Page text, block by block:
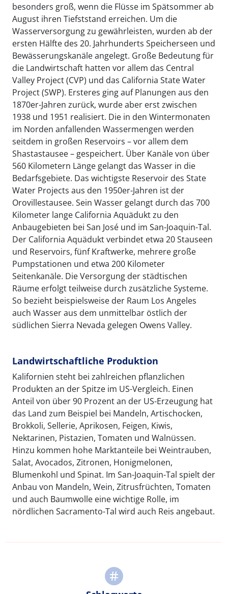
besonders groß, wenn die Flüsse im Spätsommer ab
August ihren Tiefststand erreichen. Um die
Wasserversorgung zu gewährleisten, wurden ab der
ersten Hälfte des 20. Jahrhunderts Speicherseen und
Bewässerungskanäle angelegt. Große Bedeutung für
die Landwirtschaft hatten vor allem das Central
Valley Project (CVP) und das California State Water
Project (SWP). Ersteres ging auf Planungen aus den
1870er-Jahren zurück, wurde aber erst zwischen
1938 und 1951 realisiert. Die in den Wintermonaten
im Norden anfallenden Wassermengen werden
seitdem in großen Reservoirs – vor allem dem
Shastastausee – gespeichert. Über Kanäle von über
560 Kilometern Länge gelangt das Wasser in die
Bedarfsgebiete. Das wichtigste Reservoir des State
Water Projects aus den 1950er-Jahren ist der
Orovillestausee. Sein Wasser gelangt durch das 700
Kilometer lange California Aquädukt zu den
Anbaugebieten bei San José und im San-Joaquin-Tal.
Der California Aquädukt verbindet etwa 20 Stauseen
und Reservoirs, fünf Kraftwerke, mehrere große
Pumpstationen und etwa 200 Kilometer
Seitenkanäle. Die Versorgung der städtischen
Räume erfolgt teilweise durch zusätzliche Systeme.
So bezieht beispielsweise der Raum Los Angeles
auch Wasser aus dem unmittelbar östlich der
südlichen Sierra Nevada gelegen Owens Valley.
Landwirtschaftliche Produktion
Kalifornien steht bei zahlreichen pflanzlichen
Produkten an der Spitze im US-Vergleich. Einen
Anteil von über 90 Prozent an der US-Erzeugung hat
das Land zum Beispiel bei Mandeln, Artischocken,
Brokkoli, Sellerie, Aprikosen, Feigen, Kiwis,
Nektarinen, Pistazien, Tomaten und Walnüssen.
Hinzu kommen hohe Marktanteile bei Weintrauben,
Salat, Avocados, Zitronen, Honigmelonen,
Blumenkohl und Spinat. Im San-Joaquin-Tal spielt der
Anbau von Mandeln, Wein, Zitrusfrüchten, Tomaten
und auch Baumwolle eine wichtige Rolle, im
nördlichen Sacramento-Tal wird auch Reis angebaut.